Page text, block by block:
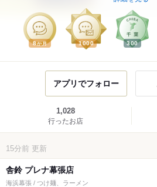
8か月 1000 300
アプリでフォロー
1,028
行ったお店
15分前 更新
舎鈴 プレナ幕張店
海浜幕張 / つけ麺、ラーメン